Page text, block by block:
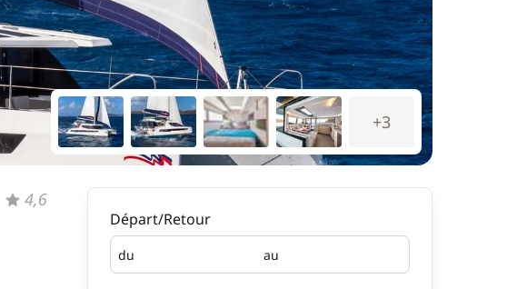
+3
4,6
Départ/Retour
du
Départ au
Retour